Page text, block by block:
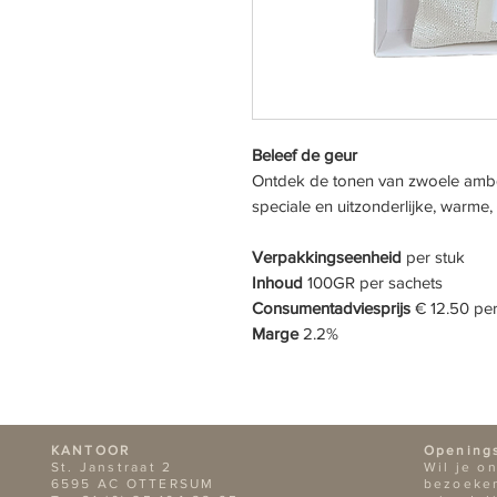
Beleef de geur
Ontdek de tonen van zwoele
speciale en uitzonderlijke,
Verpakkingseenheid per stuk
Inhoud 100GR per sachets
Consumentadviesprijs € 12.50
Marge2.2%
KANTOOR
St. Janstraat 2
6595 AC OTTERSUM
Wil je